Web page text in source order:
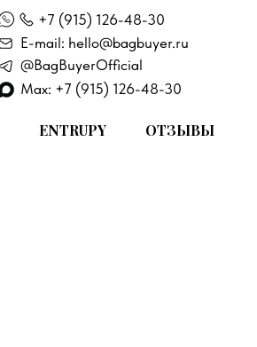
E-mail: hello@bagbuyer.ru
+7 (915) 126-48-30
@BagBuyerOfficial
Max: +7 (915) 126-48-30
ENTRUPY ОТЗЫВЫ